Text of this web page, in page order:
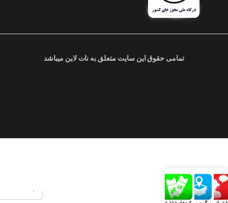
تمامی حقوق این سایت متعلق به نات لاین میباشد